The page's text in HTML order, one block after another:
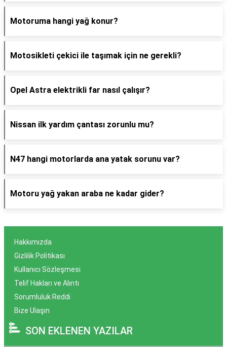
Motoruma hangi yağ konur?
Motosikleti çekici ile taşımak için ne gerekli?
Opel Astra elektrikli far nasıl çalışır?
Nissan ilk yardım çantası zorunlu mu?
N47 hangi motorlarda ana yatak sorunu var?
Motoru yağ yakan araba ne kadar gider?
Hakkımızda
Gizlilik Politikası
Kullanıcı Sözleşmesi
Telif Hakları ve Alıntı
Sorumluluk Reddi
Bize Ulaşın
SON EKLENEN YAZILAR